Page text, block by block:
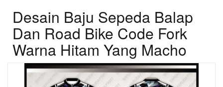
Desain Baju Sepeda Balap
Dan Road Bike Code Fork
Warna Hitam Yang Macho